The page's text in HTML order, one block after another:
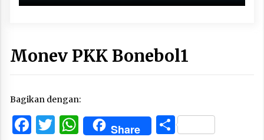
Monev PKK Bonebol1
Bagikan dengan:
Facebook
Twitter
WhatsApp
Share Share